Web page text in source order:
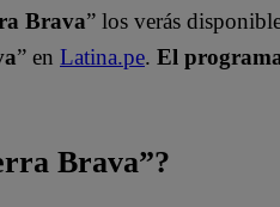
Brava” los verás
” en Latina.pe. El
Brava”?